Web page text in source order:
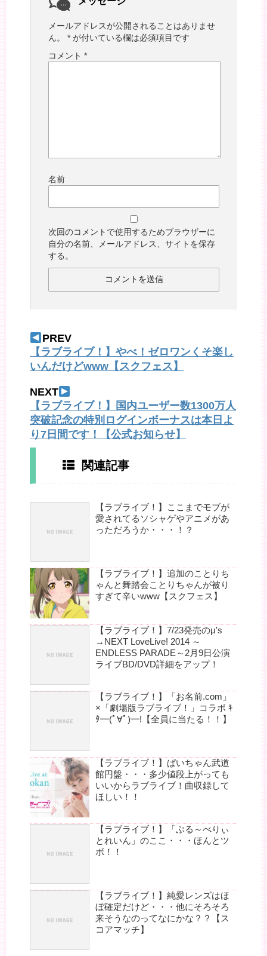
メールアドレスが公開されることはありませ
ん。
* が付いている欄は必須項目です
コメント *
名前
次回のコメントで使用するためブラウザーに
自分の名前、メールアドレス、サイトを保存
する。
PREV
【ラブライブ！】やべ！ゼロワンくそ楽し
いんだけどwww【スクフェス】
NEXT
【ラブライブ！】国内ユーザー数1300万人
突破記念の特別ログインボーナスは本日よ
り7日間です！【公式お知らせ】
関連記事
【ラブライブ！】ここまでモブが
愛されてるソシャゲやアニメがあ
っただろうか・・・！？
【ラブライブ！】追加のことりち
ゃんと舞踏会ことりちゃんが被り
すぎて辛いwww【スクフェス】
【ラブライブ！】7/23発売のμ's
→NEXT LoveLive! 2014 ～
ENDLESS PARADE～2月9日公演
ライブBD/DVD詳細をアップ！
【ラブライブ！】「お名前.com」
×「劇場版ラブライブ！」コラボ ｷ
ﾀ━(ﾟ∀ﾟ)━!【全員に当たる！！】
【ラブライブ！】ぱいちゃん武道
館円盤・・・多少値段上がっても
いいからラブライブ！曲収録して
ほしい！！
【ラブライブ！】「ぶる～べりぃ
とれいん」のここ・・・ほんとツ
ボ！！
【ラブライブ！】純愛レンズはほ
ぼ確定だけど・・・他にそろそろ
来そうなのってなにかな？？【ス
コアマッチ】